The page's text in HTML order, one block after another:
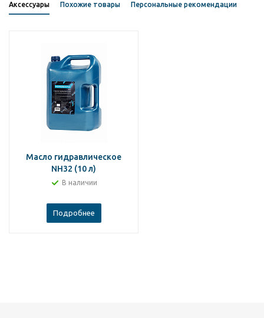
Аксессуары Похожие товары Персональные рекомендации
Масло гидравлическое
NH32 (10 л)
В наличии
Подробнее